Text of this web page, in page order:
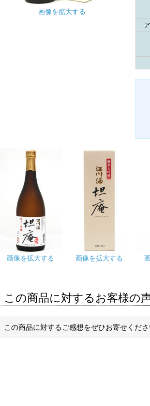
画像を拡大する
画像を拡大する 画像を拡大する
この商品に対するお客様の
この商品に対するご感想をぜひお寄せくださ